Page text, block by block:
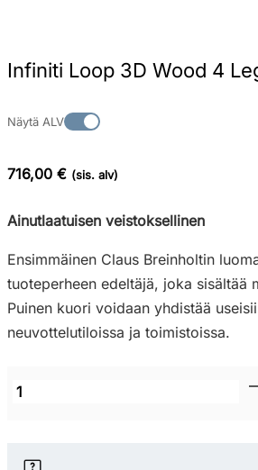
Infiniti Loop 3D Wood 4
Näytä ALV
716,00 € (sis. alv)
Ainutlaatuisen veistoksellinen
Ensimmäinen Claus Breinholtin
tuoteperheen edeltäjä, joka sisältää
Puinen kuori voidaan yhdistää
neuvottelutiloissa ja toimistoissa.
Infiniti
Wood